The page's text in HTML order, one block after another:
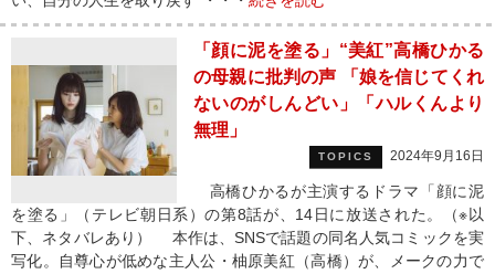
「顔に泥を塗る」“美紅”高橋ひかる
の母親に批判の声 「娘を信じてくれ
ないのがしんどい」「ハルくんより
無理」
TOPICS 2024年9月16日
高橋ひかるが主演するドラマ「顔に泥
を塗る」（テレビ朝日系）の第8話が、14日に放送された。（※以
下、ネタバレあり） 本作は、SNSで話題の同名人気コミックを実
写化。自尊心が低めな主人公・柚原美紅（高橋）が、メークの力で